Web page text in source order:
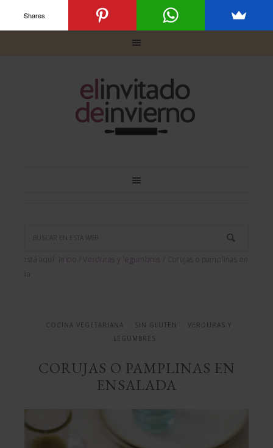
Usted está aquí: Inicio Verduras y legumbres
Corujas o pamplinas en
ensalada
COCINA VEGETARIANA SIN GLUTEN
VERDURAS Y
LEGUMBRES
CORUJAS O PAMPLINAS EN
ENSALADA
Shares